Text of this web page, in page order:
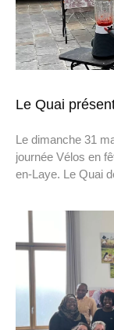
Le Quai
Le dimanche 31
journée Vélos en
en-Laye. Le Quai